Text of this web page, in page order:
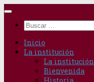
Saltar
contenido
Buscar:
Inicio
La institución
La institución
Bienvenida